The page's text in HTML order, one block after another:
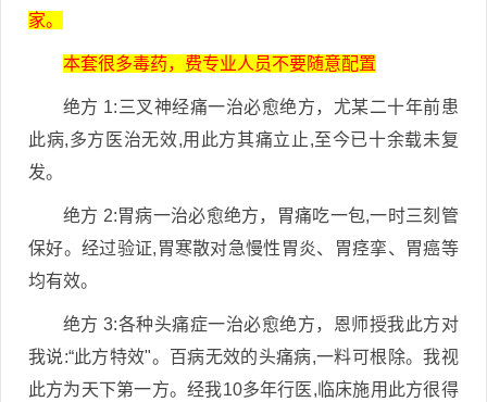
家。
本套很多毒药，费专业人员不要随意配置
绝方 1:三叉神经痛一治必愈绝方，尤某二十年前患
此病,多方医治无效,用此方其痛立止,至今已十余载未复
发。
绝方 2:胃病一治必愈绝方，胃痛吃一包,一时三刻管
保好。经过验证,胃寒散对急慢性胃炎、胃痉挛、胃癌等
均有效。
绝方 3:各种头痛症一治必愈绝方，恩师授我此方对
我说:“此方特效"。百病无效的头痛病,一料可根除。我视
此方为天下第一方。经我10多年行医,临床施用此方很得